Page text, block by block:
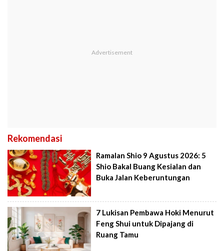
Rekomendasi
Ramalan Shio 9 Agustus 2026: 5
Shio Bakal Buang Kesialan dan
Buka Jalan Keberuntungan
7 Lukisan Pembawa Hoki Menurut
Feng Shui untuk Dipajang di
Ruang Tamu